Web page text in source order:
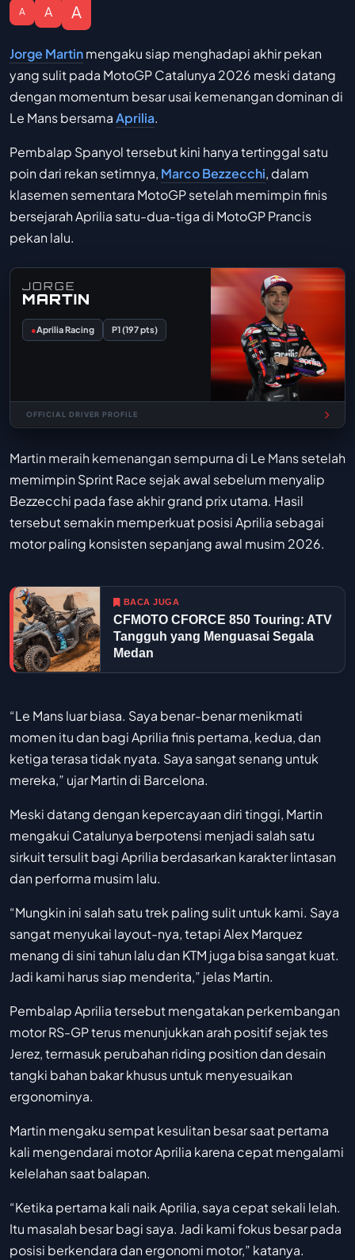
A A A
Jorge Martinmengaku siap menghadapi akhir pekan
yang sulit pada MotoGP Catalunya 2026 meski datang
dengan momentum besar usai kemenangan dominan di
Le Mans bersamaAprilia.
Pembalap Spanyol tersebut kini hanya tertinggal satu
poin dari rekan setimnya, Marco Bezzecchi, dalam
klasemen sementara MotoGP setelah memimpin finis
bersejarah Aprilia satu-dua-tiga di MotoGP Prancis
pekan lalu.
JORGE
MARTIN
●Aprilia Racing P1 (197 pts)
OFFICIAL DRIVER PROFILE
Martin meraih kemenangan sempurna di Le Mans setelah
memimpin Sprint Race sejak awal sebelum menyalip
Bezzecchi pada fase akhir grand prix utama. Hasil
tersebut semakin memperkuat posisi Aprilia sebagai
motor paling konsisten sepanjang awal musim 2026.
BACA JUGA
CFMOTO CFORCE 850 Touring: ATV
Tangguh yang Menguasai Segala
Medan
“Le Mans luar biasa. Saya benar-benar menikmati
momen itu dan bagi Aprilia finis pertama, kedua, dan
ketiga terasa tidak nyata. Saya sangat senang untuk
mereka,” ujar Martin di Barcelona.
Meski datang dengan kepercayaan diri tinggi, Martin
mengakui Catalunya berpotensi menjadi salah satu
sirkuit tersulit bagi Aprilia berdasarkan karakter lintasan
dan performa musim lalu.
“Mungkin ini salah satu trek paling sulit untuk kami. Saya
sangat menyukai layout-nya, tetapi Alex Marquez
menang di sini tahun lalu dan KTM juga bisa sangat kuat.
Jadi kami harus siap menderita,” jelas Martin.
Pembalap Aprilia tersebut mengatakan perkembangan
motor RS-GP terus menunjukkan arah positif sejak tes
Jerez, termasuk perubahan riding position dan desain
tangki bahan bakar khusus untuk menyesuaikan
ergonominya.
Martin mengaku sempat kesulitan besar saat pertama
kali mengendarai motor Aprilia karena cepat mengalami
kelelahan saat balapan.
“Ketika pertama kali naik Aprilia, saya cepat sekali lelah.
Itu masalah besar bagi saya. Jadi kami fokus besar pada
posisi berkendara dan ergonomi motor,” katanya.